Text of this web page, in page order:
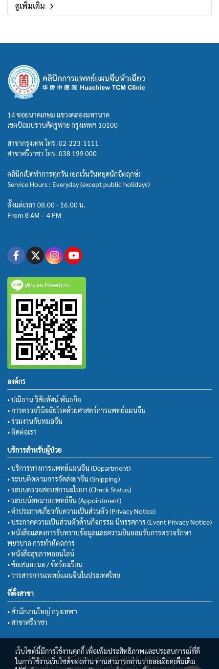
ดูเพิ่มเติม
14 ซอยนาคเกษม แขวงคลองมหานาค
เขตป้อมปราบศัตรูพ่าย กรุงเทพฯ 10100
สาขากรุงเทพ โทร. 02-223-1111
สาขาศรีราชา โทร. 038 199 000
คลินิกเปิดทำการทุกวัน (ยกเว้นวันหยุดนักขัตฤกษ์)
Service Hours : Everyday (except public holidays)
ตั้งแต่เวลา 08.00 - 16.00 น.
From 8 AM – 4 PM
@huachiewtcm
องค์กร
• ปณิธาน วิสัยทัศน์ พันธกิจ
• การตรวจวินิจฉัยโรคด้วยศาสตร์การแพทย์แผนจีน
• ร่วมงานกับหมอจีน
• ติดต่อเรา
บริการสำหรับผู้ป่วย
• บริการทางการแพทย์แผนจีน (Department)
• ระบบติดตามการจัดส่งยาจีน (Shipping)
• ระบบตรวจสอบสถานะใบยา (Check Status)
• ระบบนัดหมายแพทย์จีน (Appointment)
• คำประกาศเกี่ยวกับความเป็นส่วนตัว (Privacy Notice)
• ประกาศความเป็นส่วนตัวด้านกิจกรรม นิทรรศการ (Event Privacy Notice)
• หนังสือแสดงการรับทราบข้อมูลและความยินยอมรับการตรวจรักษา
พยาบาล การทำหัตถการ
• หนังสือสุขภาพออนไลน์
• ข้อเสนอแนะ / ข้อร้องเรียน
• วารสารการแพทย์แผนจีนในประเทศไทย
ที่ตั้งสาขา
• สำนักงานใหญ่ กรุงเทพฯ
• สาขาศรีราชา
Huachiew TCM Clinic© Copyright 2018 All Rights Reserved.
เว็บไซต์นี้มีการใช้งานคุกกี้ เพื่อเพิ่มประสิทธิภาพและประสบการณ์ที่ดี
ในการใช้งานเว็บไซต์ของท่าน ท่านสามารถอ่านรายละเอียดเพิ่มเติม